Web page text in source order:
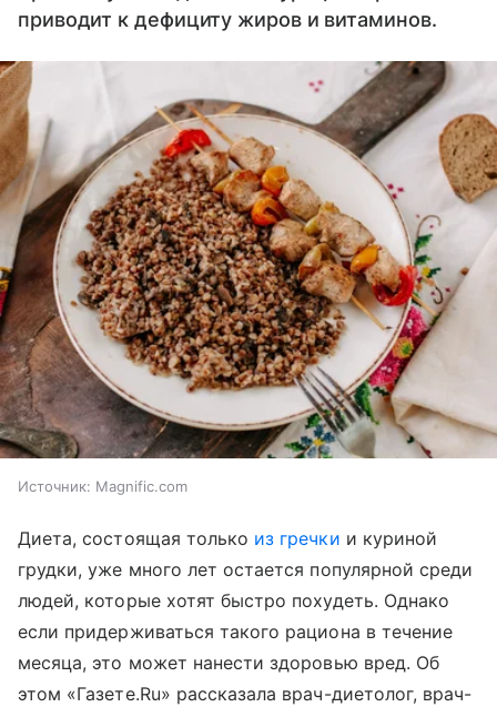
приводит к дефициту жиров и витаминов.
Источник: Magnific.com
Диета, состоящая только из гречки и куриной
грудки, уже много лет остается популярной среди
людей, которые хотят быстро похудеть. Однако
если придерживаться такого рациона в течение
месяца, это может нанести здоровью вред. Об
этом «Газете.Ru» рассказала врач-диетолог, врач-